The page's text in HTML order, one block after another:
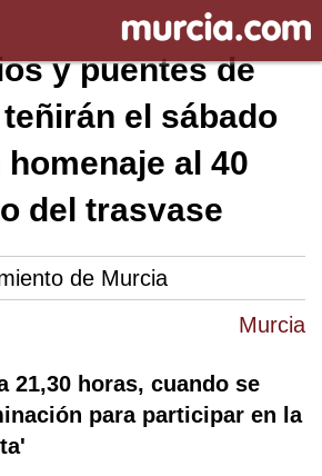
Murcia
y puentes de
el sábado
homenaje al 40
del trasvase
de Murcia
21,30 horas, cuando se
para participar en la